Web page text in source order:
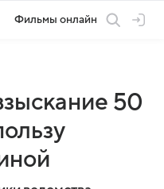
Фильмы онлайн
50